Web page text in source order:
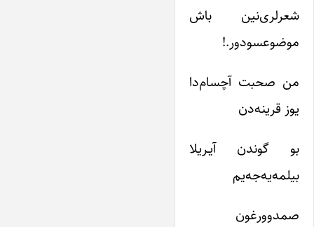
شعرلری‌نین باش
موضوعسودور.!
من صحبت آچسام‌دا
یوز قرینه‌دن
بو گوندن آیـریلا
بیلمه‌یه‌جه‌یم
صمدوورغون